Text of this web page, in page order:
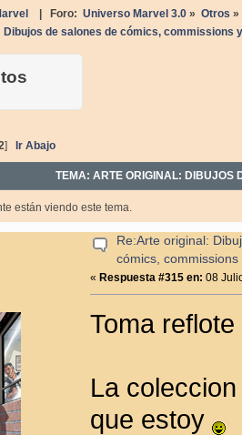
| Foro: Universo Marvel 3.0» Otros »
de salones de cómics, commissions
]Ir Abajo
TEMA: ARTE ORIGINAL: DIBUJOS
están viendo este tema.
Re:Arte original:
cómics,
«Respuesta #315 en: 08
Toma
La
que estoy